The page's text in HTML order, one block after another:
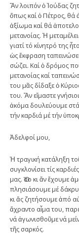
Ἄν λοιπόν ὁ Ἰούδας
ὅπως καί ὁ Πέτρος, θά
ἀξίωμα καί θά
μετανοίας. Ἡ
γιατί τό κίνητρό της
ὡς ἔκφραση
σώζει. Καί ὁ δρόμος
μετανοίας καί
του μᾶς δίδαξε ὁ
του. Ἄν εἴμαστε
ἀκόμα δουλεύουμε
τήν καρδιά μέ τήν
Ἀδελφοί μου,
Ἡ τραγική κατάληξη
συγκλονίσει τίς
μας. Ὅσο κι ἄν ἔχουμε
πλησιάσουμε μέ
κι ἄς ζητήσουμε ἀπό
ἄχραντο αἷμα του,
νά ἀγωνισθοῦμε νά
τῆς σαρκός.